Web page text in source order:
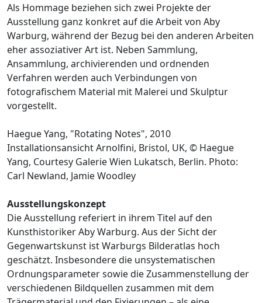
Als Hommage beziehen sich zwei Projekte der
Ausstellung ganz konkret auf die Arbeit von Aby
Warburg, während der Bezug bei den anderen Arbeiten
eher assoziativer Art ist. Neben Sammlung,
Ansammlung, archivierenden und ordnenden
Verfahren werden auch Verbindungen von
fotografischem Material mit Malerei und Skulptur
vorgestellt.
Haegue Yang, "Rotating Notes", 2010
Installationsansicht Arnolfini, Bristol, UK, © Haegue
Yang, Courtesy Galerie Wien Lukatsch, Berlin. Photo:
Carl Newland, Jamie Woodley
Ausstellungskonzept
Die Ausstellung referiert in ihrem Titel auf den
Kunsthistoriker Aby Warburg. Aus der Sicht der
Gegenwartskunst ist Warburgs Bilderatlas hoch
geschätzt. Insbesondere die unsystematischen
Ordnungsparameter sowie die Zusammenstellung der
verschiedenen Bildquellen zusammen mit dem